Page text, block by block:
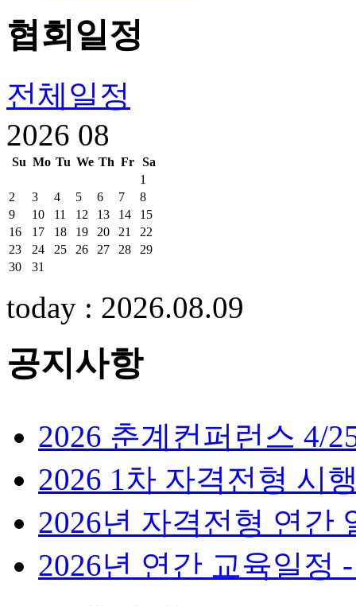
협회일정
전체일정
2026 08
Su Mo Tu We Th Fr Sa
1
2
3 4 5 6 7
8
9
10 11 12 13 14
15
16
17 18 19 20 21
22
23
24 25 26 27 28
29
30
31
today : 2026.08.09
공지 사항
2026 춘계컨퍼런스 4/
2026 1차 자격전형 시
2026년 자격전형 연간
2026년 연간 교육일